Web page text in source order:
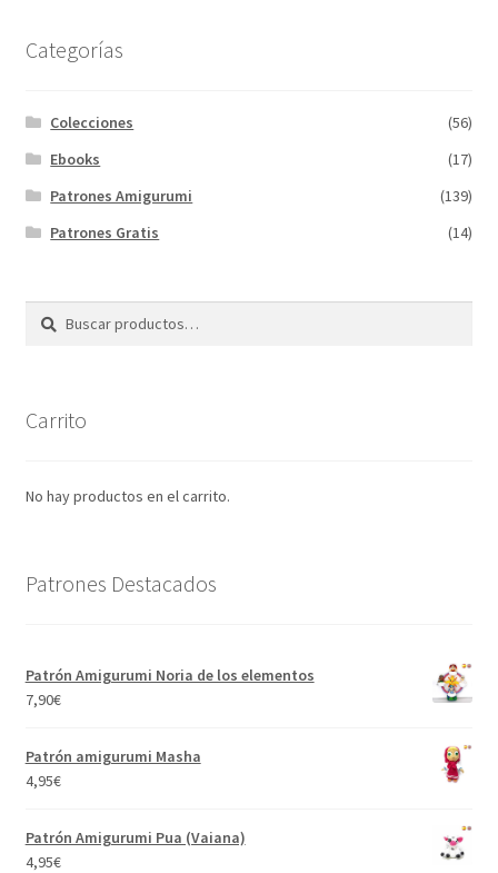
Categorías
Colecciones
(56)
Ebooks
(17)
Patrones Amigurumi
(139)
Patrones Gratis
(14)
Buscar
Buscar
Carrito
No hay productos en el carrito.
Patrones Destacados
Patrón Amigurumi Noria de los elementos
7,90€
Patrón amigurumi Masha
4,95€
Patrón Amigurumi Pua (Vaiana)
4,95€